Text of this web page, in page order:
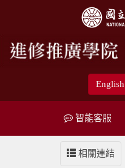
English
智能客服
相關連結